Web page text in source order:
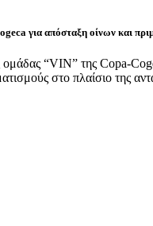
για απόσταξη οίνων και
ομάδας “VIN” της Copa-
στο πλαίσιο της